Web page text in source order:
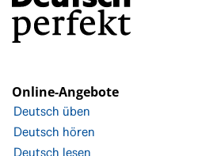
Online-Angebote
Deutsch üben
Deutsch hören